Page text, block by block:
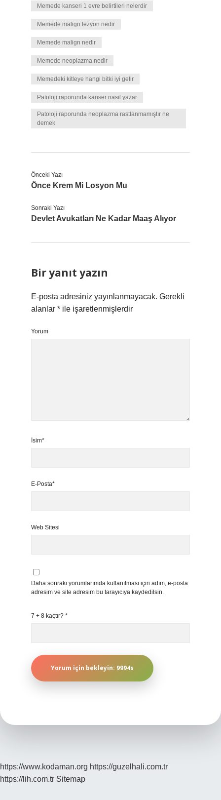
Memede kanseri 1 evre belirtileri nelerdir
Memede malign lezyon nedir
Memede malign nedir
Memede neoplazma nedir
Memedeki kitleye hangi bitki iyi gelir
Patoloji raporunda kanser nasıl yazar
Patoloji raporunda neoplazma rastlanmamıştır ne
demek
Önceki Yazı
Önce Krem Mi Losyon Mu
Sonraki Yazı
Devlet Avukatları Ne Kadar Maaş Alıyor
Bir yanıt yazın
E-posta adresiniz yayınlanmayacak. Gerekli
alanlar * ile işaretlenmişlerdir
Yorum
İsim*
E-Posta*
Web Sitesi
Daha sonraki yorumlarımda kullanılması için adım, e-posta
adresim ve site adresim bu tarayıcıya kaydedilsin.
7 + 8 kaçtır? *
https://www.kodaman.org https://guzelhali.com.tr
https://lih.com.tr Sitemap